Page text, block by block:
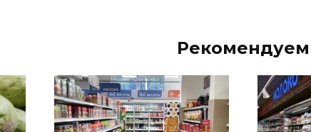
Рекомендуем